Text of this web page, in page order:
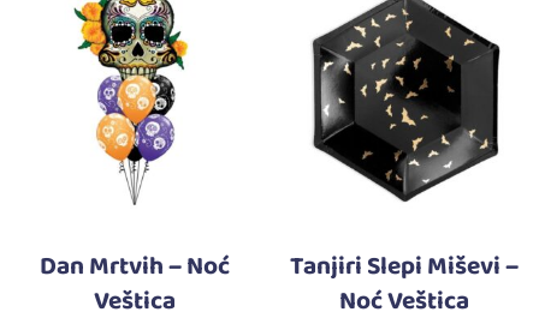
Dan Mrtvih – Noć
Veštica
Tanjiri Slepi Miševi –
Noć Veštica